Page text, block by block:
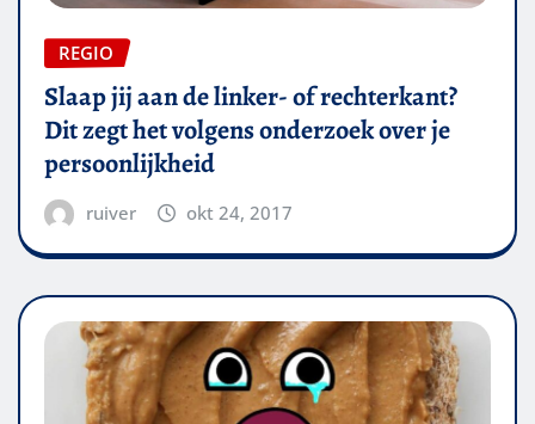
REGIO
Slaap jij aan de linker- of rechterkant?
Dit zegt het volgens onderzoek over je
persoonlijkheid
ruiver okt 24, 2017